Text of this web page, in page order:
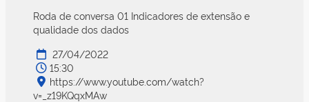
Roda de conversa 01 Indicadores de extensão e
qualidade dos dados
27/04/2022
15:30
https://www.youtube.com/watch?
v=_z19KQqxMAw